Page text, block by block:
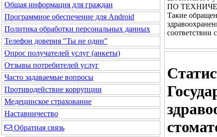
Общая информация для граждан
Программное обеспечение для Android
Политика обработки персональных данных
Телефон доверия "Ты не один"
Опрос получателей услуг (анкеты)
Отзывы потребителей услуг
Часто задаваемые вопросы
Противодействие коррупции
Медецинское страхование
Наставничество
Обратная связь
ПО
Такие
соответствии